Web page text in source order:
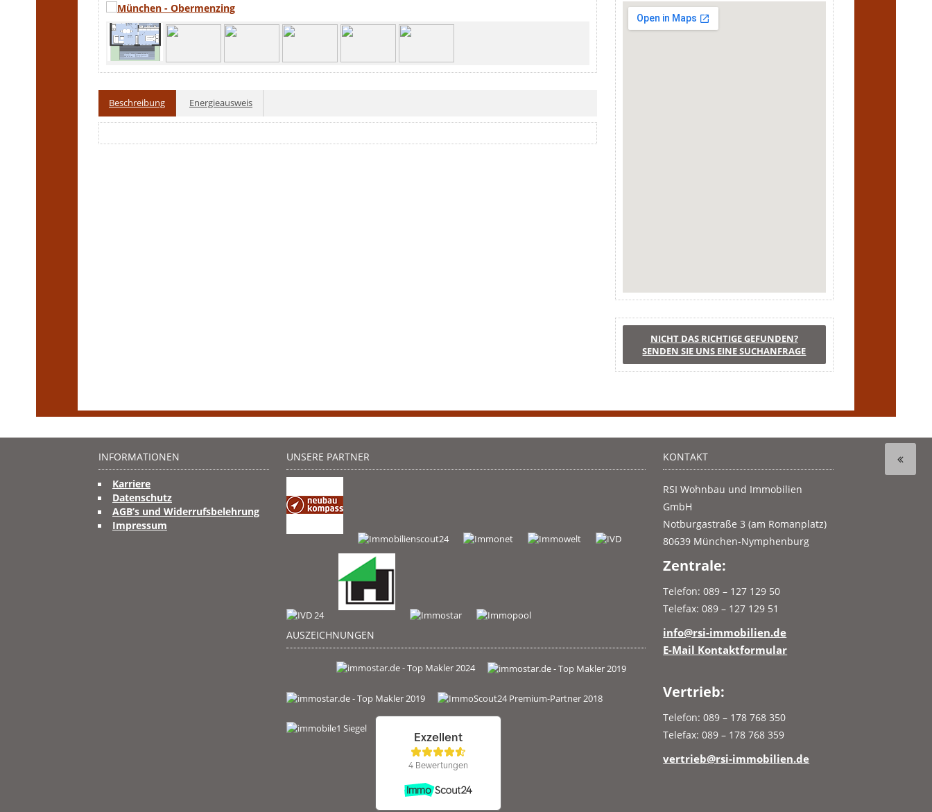
Beschreibung Energieausweis
NICHT DAS RICHTIGE GEFUNDEN?
SENDEN SIE UNS EINE SUCHANFRAGE
INFORMATIONEN
Karriere
Datenschutz
AGB’s und Widerrufsbelehrung
Impressum
UNSERE PARTNER
AUSZEICHNUNGEN
KONTAKT
RSI Wohnbau und Immobilien
GmbH
Notburgastraße 3 (am Romanplatz)
80639 München-Nymphenburg
Zentrale:
Telefon: 089 – 127 129 50
Telefax: 089 – 127 129 51
info@rsi-immobilien.de
E-Mail Kontaktformular
Vertrieb:
Telefon: 089 – 178 768 350
Telefax: 089 – 178 768 359
vertrieb@rsi-immobilien.de